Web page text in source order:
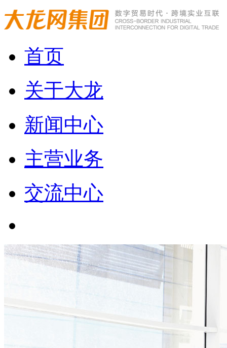
首页
关于大龙
新闻中心
主营业务
交流中心